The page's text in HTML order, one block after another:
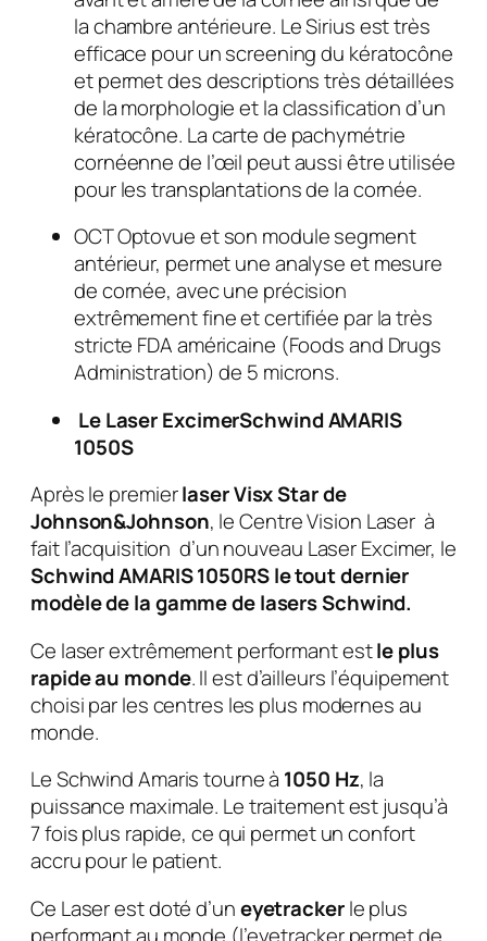
la chambre antérieure. Le Sirius est très
efficace pour un screening du kératocône
et permet des descriptions très détaillées
de la morphologie et la classification d’un
kératocône. La carte de pachymétrie
cornéenne de l’œil peut aussi être utilisée
pour les transplantations de la cornée.
OCT Optovue et son module segment
antérieur, permet une analyse et mesure
de cornée, avec une précision
extrêmement fine et certifiée par la très
stricte FDA américaine (Foods and Drugs
Administration) de 5 microns.
Le Laser ExcimerSchwind AMARIS
1050S
Après le premierlaser Visx Star de
Johnson&Johnson, le Centre Vision Laser à
fait l’acquisition d’un nouveau Laser Excimer, le
Schwind AMARIS 1050RS le tout dernier
modèle de la gamme de lasers Schwind.
Ce laser extrêmement performant estle plus
rapide au monde. Il est d’ailleurs l’équipement
choisi par les centres les plus modernes au
monde.
Le Schwind Amaris tourne à 1050 Hz, la
puissance maximale. Le traitement est jusqu’à
7 fois plus rapide, ce qui permet un confort
accru pour le patient.
Ce Laser est doté d’uneyetrackerle plus
performant au monde (l’eyetracker permet de